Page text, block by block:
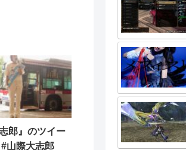
郎』のツイー
#山際大志郎